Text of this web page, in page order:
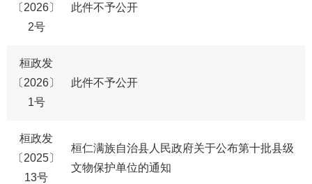
〔2026〕
2号
​此件不予公开
桓政发
〔2026〕
1号
​此件不予公开
桓政发
〔2025〕
13号
桓仁满族自治县人民政府关于公布第十批县级
文物保护单位的通知